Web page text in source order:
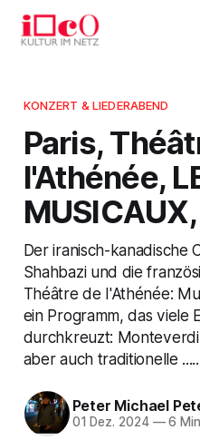
KONZERT & LIEDERABEND
Paris,
l'Athénée,
Der iranisch-kanadische
Shahbazi und die
Théâtre de l'Athénée:
ein Programm, das viele
durchkreuzt:
aber auch traditionelle
Peter Michael
01 Dez. 2024 —6